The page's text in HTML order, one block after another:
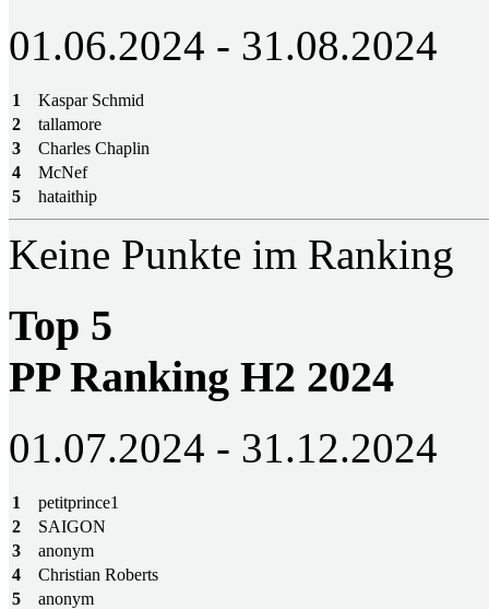
01.06.2024 - 31.08.2024
1
Kaspar Schmid
2
tallamore
3
Charles Chaplin
4
McNef
5
hataithip
Keine Punkte im Ranking
Top 5
PP Ranking H2 2024
01.07.2024 - 31.12.2024
1
petitprince1
2
SAIGON
3
anonym
4
Christian Roberts
5
anonym